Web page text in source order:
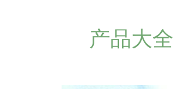
产品大全